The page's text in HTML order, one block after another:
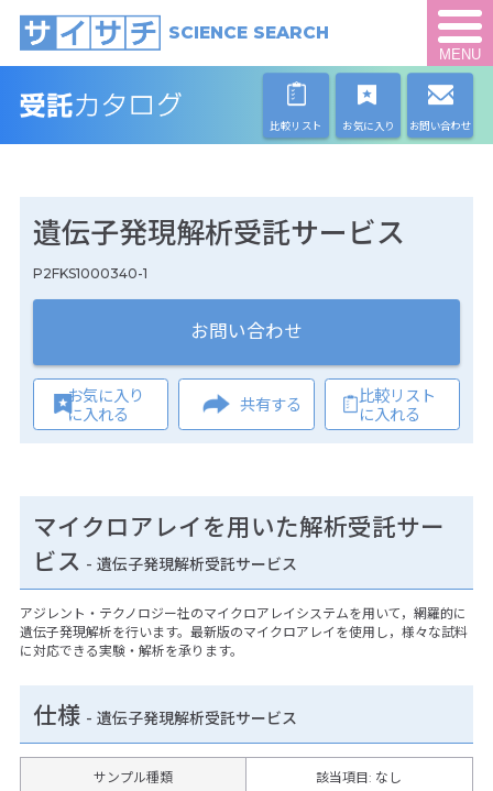
SCIENCE SEARCH
MENU
比較リスト お気に入り お問い合わせ
遺伝子発現解析受託サービス
P2FKS1000340-1
お問い合わせ
お気に入り
に入れる
共有する
比較リスト
に入れる
マイクロアレイを用いた解析受託サー
ビス - 遺伝子発現解析受託サービス
アジレント・テクノロジー社のマイクロアレイシステムを用いて，網羅的に
遺伝子発現解析を行います。最新版のマイクロアレイを使用し，様々な試料
に対応できる実験・解析を承ります。
仕様 - 遺伝子発現解析受託サービス
サンプル種類 該当項目: なし